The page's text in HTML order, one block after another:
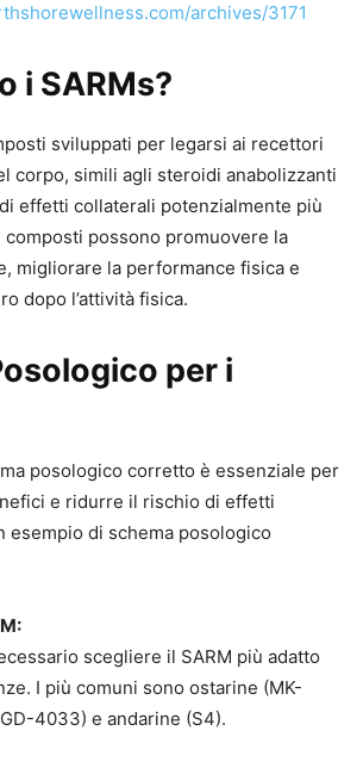
archives/3171
i SARMs?
sviluppati per legarsi ai recettori
corpo, simili agli steroidi anabolizzanti
effetti collaterali potenzialmente più
possono promuovere la
migliorare la performance fisica e
dopo l’attività fisica.
per i
posologico corretto è essenziale per
e ridurre il rischio di effetti
esempio di schema posologico
scegliere il SARM più adatto
I più comuni sono ostarine (MK-
4033) e andarine (S4).